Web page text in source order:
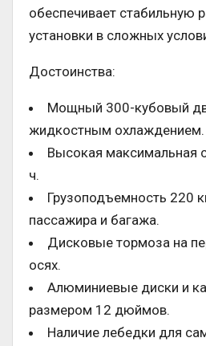
обеспечивает стабильную
установки в сложных
Достоинства:
Мощный 300-кубовый
жидкостным охлаждением.
Высокая максимальная
ч.
Грузоподъемность 220
пассажира и багажа.
Дисковые тормоза на
осях.
Алюминиевые диски и
размером 12 дюймов.
Наличие лебедки для